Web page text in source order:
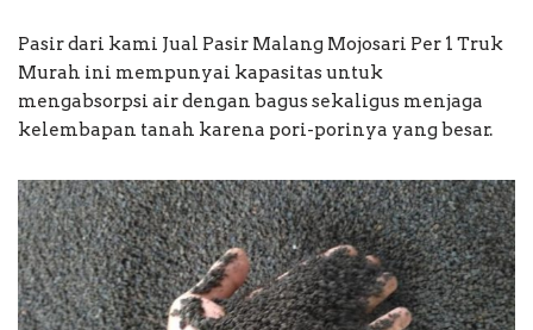
Pasir dari kami Jual Pasir Malang Mojosari Per 1 Truk
Murah ini mempunyai kapasitas untuk
mengabsorpsi air dengan bagus sekaligus menjaga
kelembapan tanah karena pori-porinya yang besar.